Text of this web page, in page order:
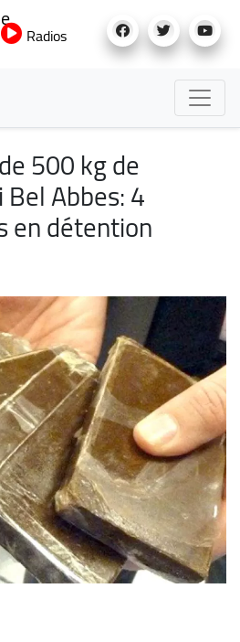
au
Radios
500 kg de
Abbes: 4
en détention